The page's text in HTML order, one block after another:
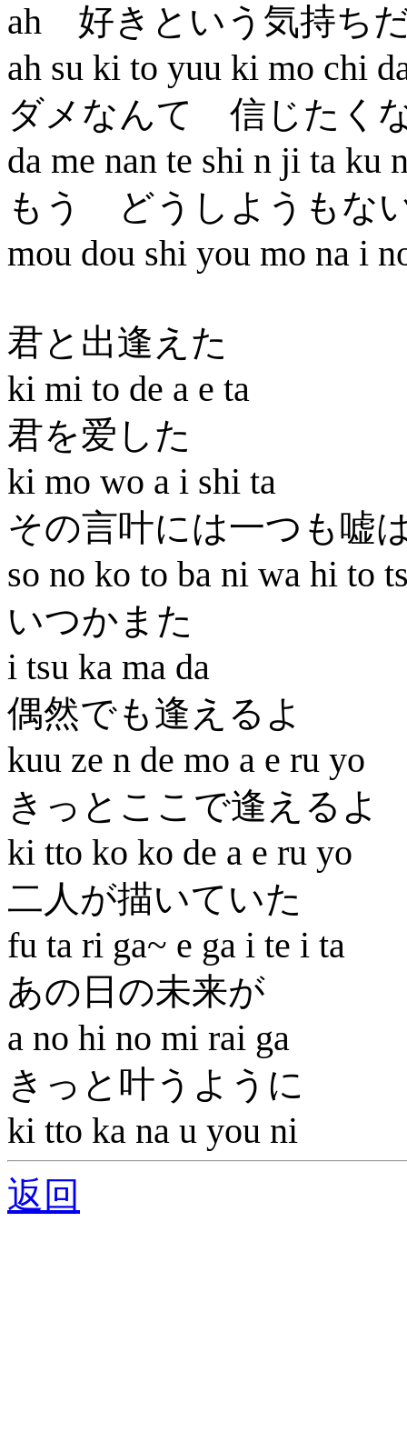
ah 好きという気持ち
ah su ki to yuu ki mo chi
ダメなんて 信じたく
da me nan te shi n ji ta ku
もう どうしようも
mou dou shi you mo na i
君と出逢えた
ki mi to de a e ta
君を爱した
ki mo wo a i shi ta
その言叶には一つも嘘
so no ko to ba ni wa hi to
いつかまた
i tsu ka ma da
偶然でも逢えるよ
kuu ze n de mo a e ru yo
きっとここで逢えるよ
ki tto ko ko de a e ru yo
二人が描いていた
fu ta ri ga~ e ga i te i ta
あの日の未来が
a no hi no mi rai ga
きっと叶うように
ki tto ka na u you ni
返回